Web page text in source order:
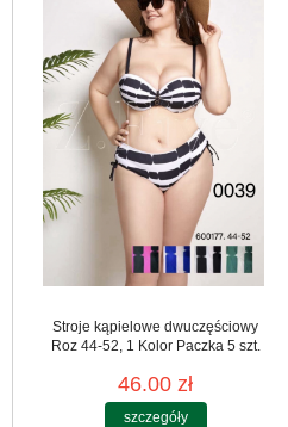
Stroje kąpielowe dwuczęściowy
Roz 44-52, 1 Kolor Paczka 5 szt.
46.00 zł
szczegóły